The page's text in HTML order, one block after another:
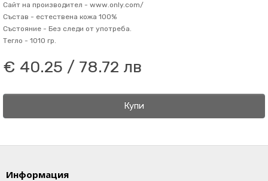
Сайт на производител - www.only.com/
Състав - естествена кожа 100%
Състояние - Без следи от употреба.
Тегло - 1010 гр.
€ 40.25 / 78.72 лв
Купи
Информация